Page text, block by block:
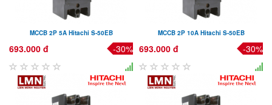
MCCB 2P 5A Hitachi S-50EB
693.000 đ -30%
MCCB 2P 10A Hitachi S-50EB
693.000 đ -30%